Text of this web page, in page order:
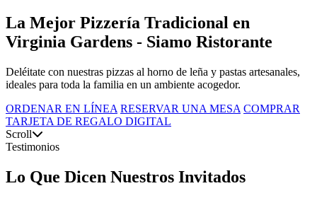
La Mejor Pizzería Tradicional en
Virginia Gardens - Siamo Ristorante
Deléitate con nuestras pizzas al horno de leña y pastas artesanales,
ideales para toda la familia en un ambiente acogedor.
ORDENAR EN LÍNEA RESERVAR UNA MESA COMPRAR
TARJETA DE REGALO DIGITAL
Scroll
Testimonios
Lo Que Dicen Nuestros Invitados